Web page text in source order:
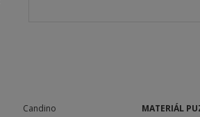
Candino MATERIÁL